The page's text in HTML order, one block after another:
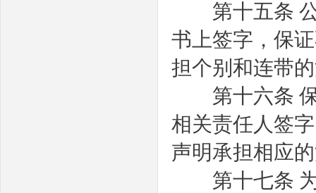
第十五条
书上签字，保
担个别和连带
第十六条
相关责任人签
声明承担相应
第十七条